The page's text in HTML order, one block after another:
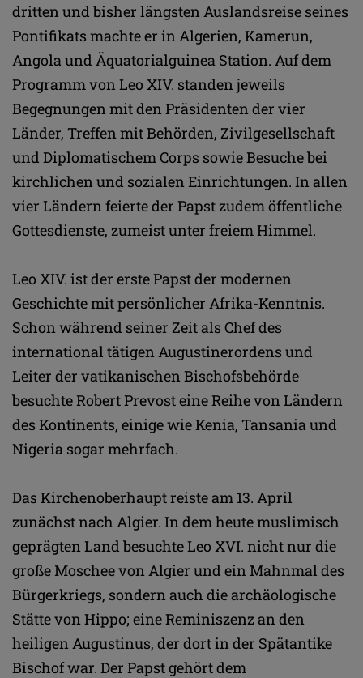
dritten und bisher längsten Auslandsreise seines
Pontifikats machte er in Algerien, Kamerun,
Angola und Äquatorialguinea Station. Auf dem
Programm von Leo XIV. standen jeweils
Begegnungen mit den Präsidenten der vier
Länder, Treffen mit Behörden, Zivilgesellschaft
und Diplomatischem Corps sowie Besuche bei
kirchlichen und sozialen Einrichtungen. In allen
vier Ländern feierte der Papst zudem öffentliche
Gottesdienste, zumeist unter freiem Himmel.
Leo XIV. ist der erste Papst der modernen
Geschichte mit persönlicher Afrika-Kenntnis.
Schon während seiner Zeit als Chef des
international tätigen Augustinerordens und
Leiter der vatikanischen Bischofsbehörde
besuchte Robert Prevost eine Reihe von Ländern
des Kontinents, einige wie Kenia, Tansania und
Nigeria sogar mehrfach.
Das Kirchenoberhaupt reiste am 13. April
zunächst nach Algier. In dem heute muslimisch
geprägten Land besuchte Leo XVI. nicht nur die
große Moschee von Algier und ein Mahnmal des
Bürgerkriegs, sondern auch die archäologische
Stätte von Hippo; eine Reminiszenz an den
heiligen Augustinus, der dort in der Spätantike
Bischof war. Der Papst gehört dem